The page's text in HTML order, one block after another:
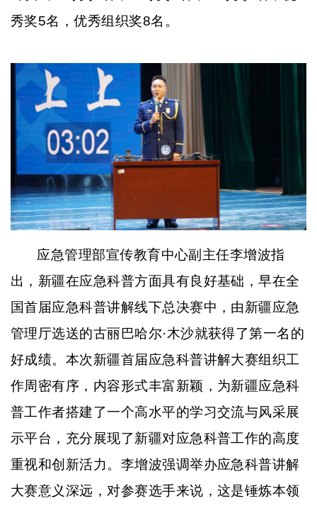
秀奖5名，优秀组织奖8名。
应急管理部宣传教育中心副主任李增波指
出，新疆在应急科普方面具有良好基础，早在全
国首届应急科普讲解线下总决赛中，由新疆应急
管理厅选送的古丽巴哈尔·木沙就获得了第一名的
好成绩。本次新疆首届应急科普讲解大赛组织工
作周密有序，内容形式丰富新颖，为新疆应急科
普工作者搭建了一个高水平的学习交流与风采展
示平台，充分展现了新疆对应急科普工作的高度
重视和创新活力。李增波强调举办应急科普讲解
大赛意义深远，对参赛选手来说，这是锤炼本领